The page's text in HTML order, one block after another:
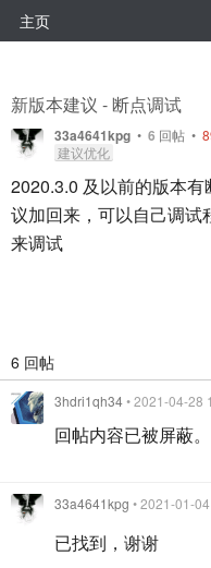
主页
新版本建议 - 断点调试
33a4641kpg • 6 回帖 •
建议优化
2020.3.0 及以前的版本
议加回来，可以自己调试
来调试
6 回帖
3hdri1qh34• 2021-04-28
回帖内容已被屏蔽。
33a4641kpg • 2021-01-
已找到，谢谢